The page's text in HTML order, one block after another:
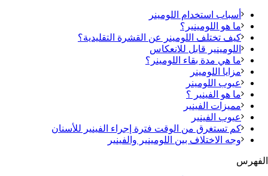
أسباب استخدام اللومينر
ما هو اللومينير؟
كيف تختلف اللومينر عن القشرة التقليدية؟
اللومينير قابل للانعكاس
ما هي مدة بقاء اللومينر؟
مزايا اللومينر
عيوب اللومينر
ما هو الفينير ؟
مميزات الفينير
عيوب الفينير
كم تستغرق من الوقت فترة إجراء الفينير للأسنان
وجه الاختلاف بين اللومينير والفينير
الفهرس